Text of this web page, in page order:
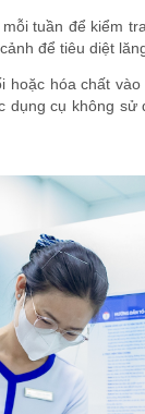
tuần để kiểm
để tiêu diệt
hóa chất
dụng cụ không